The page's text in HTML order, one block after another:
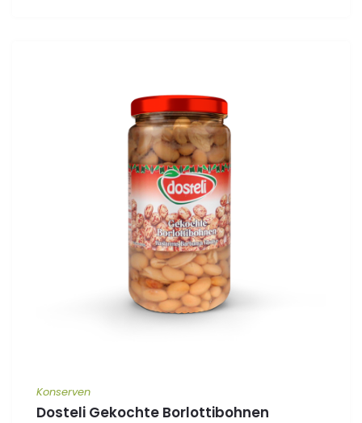
Konserven
Dosteli Gekochte Borlottibohnen